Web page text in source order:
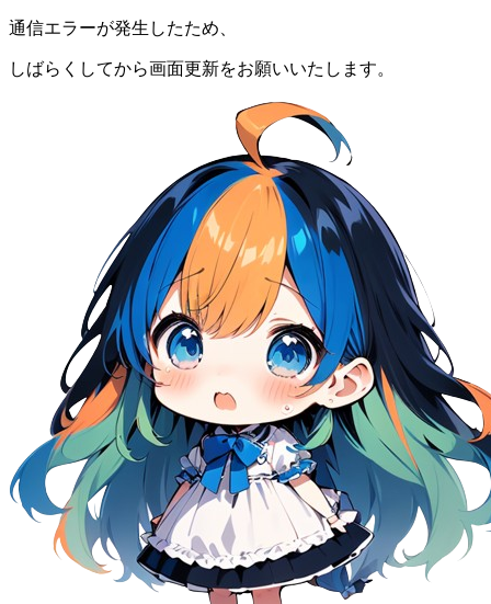
通信エラーが発生したため、
しばらくしてから画面更新をお願いいたします。